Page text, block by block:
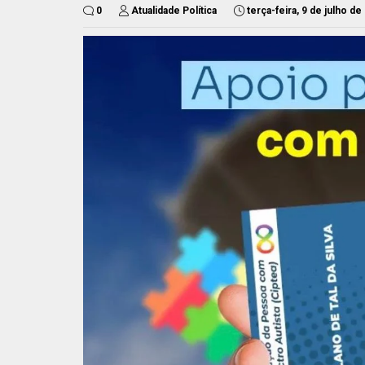
0 Atualidade Política terça-feira, 9 de julho de